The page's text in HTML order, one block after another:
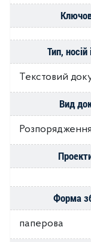
Тип, носій
Текстовий
Вид
Форма
паперова